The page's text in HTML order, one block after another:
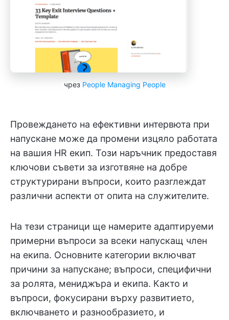
чрез People Managing People
Провеждането на ефективни интервюта при
напускане може да промени изцяло работата
на вашия HR екип. Този наръчник предоставя
ключови съвети за изготвяне на добре
структурирани въпроси, които разглеждат
различни аспекти от опита на служителите.
На тези страници ще намерите адаптируеми
примерни въпроси за всеки напускащ член
на екипа. Основните категории включват
причини за напускане; въпроси, специфични
за ролята, мениджъра и екипа. Както и
въпроси, фокусирани върху развитието,
включването и разнообразието, и